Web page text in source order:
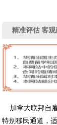
精准评估 客
加拿大联邦自
特别移民通道，